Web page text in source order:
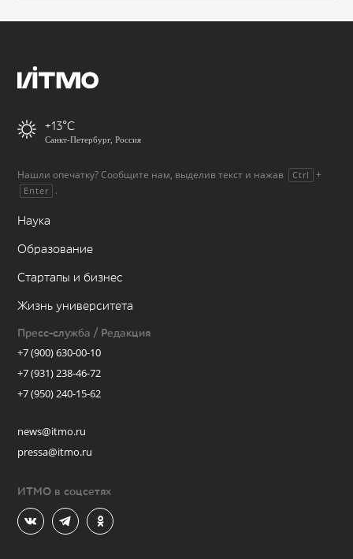
+13
Санкт-Петербург, Россия
Нашли опечатку? Сообщите нам, выделив текст и нажав Ctrl +
Enter .
Наука
Образование
Стартапы и бизнес
Жизнь университета
Пресс-служба / Редакция
+7 (900) 630-00-10
+7 (931) 238-46-72
+7 (950) 240-15-62
news@itmo.ru
pressa@itmo.ru
ИТМО в соцсетях